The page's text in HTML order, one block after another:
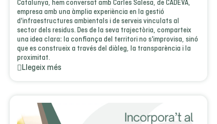
Catalunya, hem conversat amb Carles Salesa, de CADEVA,
empresa amb una àmplia experiència en la gestió
d'infraestructures ambientals i de serveis vinculats al
sector dels residus. Des de la seva trajectòria, comparteix
una idea clara: la confiança del territori no s'improvisa, sinó
que es construeix a través del diàleg, la transparència i la
proximitat.
Llegeix més